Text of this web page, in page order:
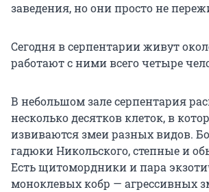
заведения, но они просто не
Сегодня в серпентарии живут
работают с ними всего четыре
В небольшом зале серпентария
несколько десятков клеток, в
извиваются змеи разных видов.
гадюки Никольского, степные и
Есть щитомордники и пара
моноклевых кобр — агрессивных